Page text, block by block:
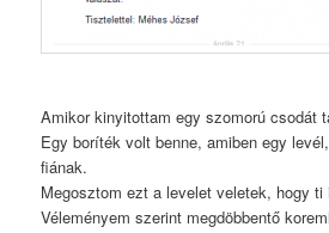
Amikor kinyitottam egy szomorú csodát
Egy boríték volt benne, amiben egy
fiának.
Megosztom ezt a levelet veletek, hogy
Véleményem szerint megdöbbentő